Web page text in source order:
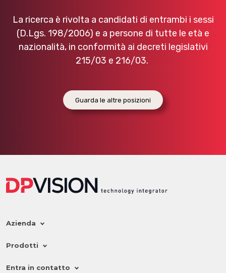
La ricerca è rivolta a candidati di entrambi i sessi
(D.Lgs. 198/2006) e a persone di tutte le età e
nazionalità, in conformità ai decreti legislativi
215/03 e 216/03.
Guarda le altre posizioni
Azienda
Prodotti
Entra in contatto